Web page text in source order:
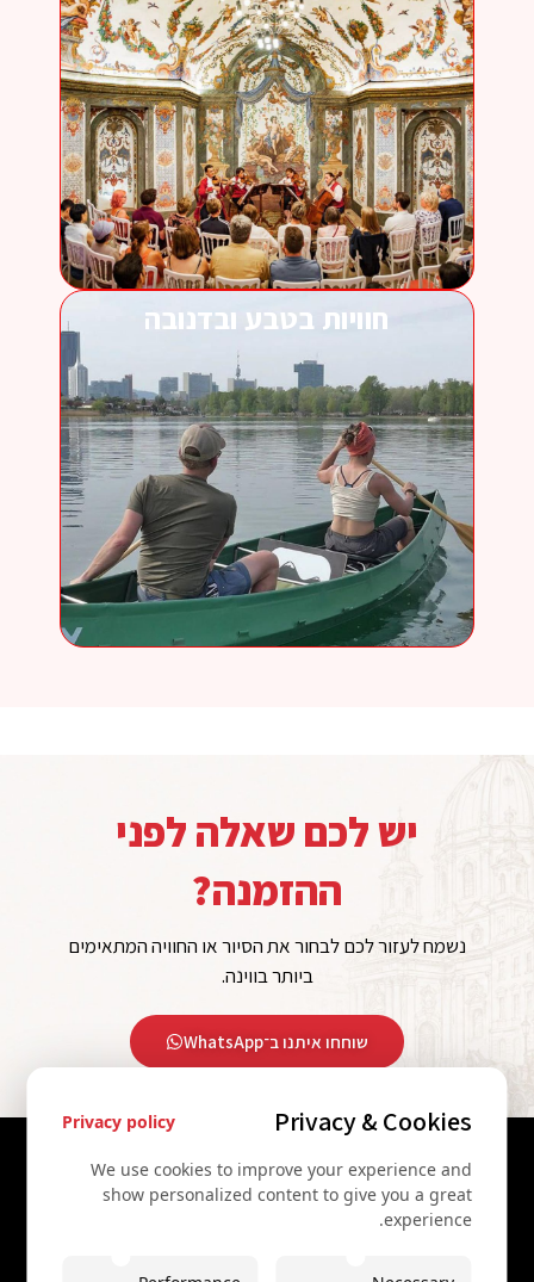
חוויות בטבע ובדנובה
יש לכם שאלה לפני
ההזמנה?
נשמח לעזור לכם לבחור את הסיור או החוויה המתאימים
ביותר בווינה.
שוחחו איתנו ב־WhatsApp
יצירת קשר
+43 67761612322
Privacy & Cookies
Privacy policy
We use cookies to improve your experience and
show personalized content to give you a great
experience.